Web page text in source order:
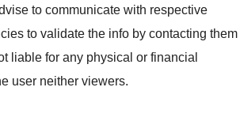
to communicate with respective
to validate the info by contacting them
liable for any physical or financial
user neither viewers.